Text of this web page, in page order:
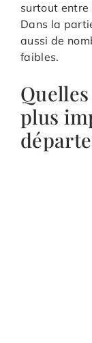
surtout entre
Dans la
aussi de
faibles.
plus